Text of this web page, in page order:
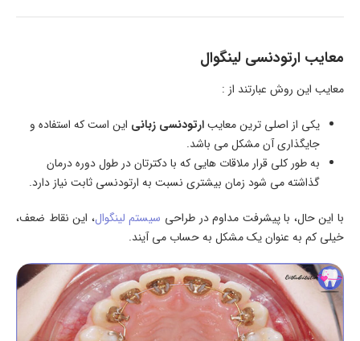
معایب ارتودنسی لینگوال
معایب این روش عبارتند از :
یکی از اصلی ترین معایبارتودنسی زبانی این است که استفاده و
جایگذاری آن مشکل می باشد.
به طور کلی قرار ملاقات هایی که با دکترتان در طول دوره درمان
گذاشته می شود زمان بیشتری نسبت به ارتودنسی ثابت نیاز دارد.
با این حال، با پیشرفت مداوم در طراحی سیستم لینگوال، این نقاط ضعف،
خیلی کم به عنوان یک مشکل به حساب می آیند.